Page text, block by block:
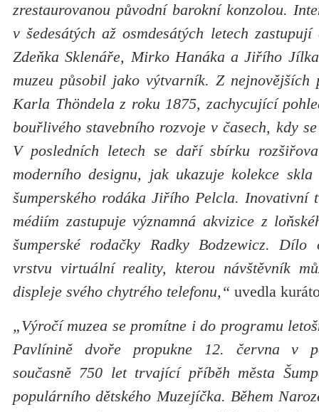
zrestaurovanou původní barokní konzolou.
v šedesátých až osmdesátých letech
Zdeňka Sklenáře, Mirko Hanáka a Jiřího
muzeu působil jako výtvarník. Z nejnovějších
Karla Thöndela z roku 1875, zachycující
bouřlivého stavebního rozvoje v časech, kdy
V posledních letech se daří sbírku
moderního designu, jak ukazuje kolekce
šumperského rodáka Jiřího Pelcla. Inovativní
médiím zastupuje významná akvizice z
šumperské rodačky Radky Bodzewicz. Dílo
vrstvu virtuální reality, kterou návštěvník
displeje svého chytrého telefonu,“ uvedla
„Výročí muzea se promítne i do programu
Pavlínině dvoře propukne 12. června v
současně 750 let trvající příběh města
populárního dětského Muzejíčka. Během